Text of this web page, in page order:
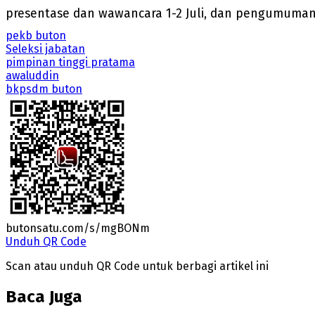
presentase dan wawancara 1-2 Juli, dan
pekb buton
Seleksi jabatan
pimpinan tinggi pratama
awaluddin
bkpsdm buton
butonsatu.com/s/mgBONm
Unduh QR Code
Scan atau unduh QR Code untuk berbagi artikel ini
Baca Juga